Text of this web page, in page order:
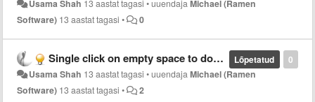
Usama Shah 13 aastat tagasi •uuendajaMichael (Ramen
Software) 13 aastat tagasi • 0
0
Lõpetatud
Single click on empty space to do something
Usama Shah 13 aastat tagasi •uuendajaMichael (Ramen
Software) 13 aastat tagasi • 2